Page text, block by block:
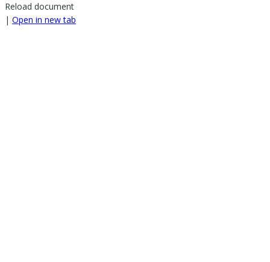
Reload document
| Open in new tab